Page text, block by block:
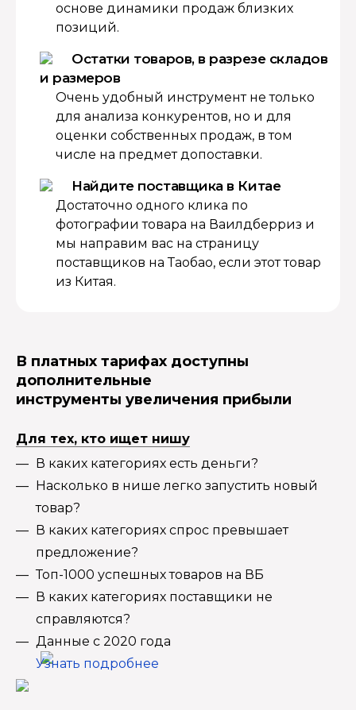
основе динамики продаж близких
позиций.
Остатки товаров, в разрезе складов
и размеров
Очень удобный инструмент не только
для анализа конкурентов, но и для
оценки собственных продаж, в том
числе на предмет допоставки.
Найдите поставщика в Китае
Достаточно одного клика по
фотографии товара на Ваилдберриз и
мы направим вас на страницу
поставщиков на Таобао, если этот товар
из Китая.
В платных тарифах доступны
дополнительные
инструменты увеличения прибыли
Для тех, кто ищет нишу
В каких категориях есть деньги?
Насколько в нише легко запустить новый
товар?
В каких категориях спрос превышает
предложение?
Топ-1000 успешных товаров на ВБ
В каких категориях поставщики не
справляются?
Данные с 2020 года
Узнать подробнее